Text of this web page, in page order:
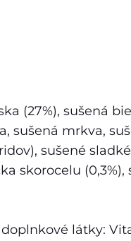
(27%), sušená
sušená mrkva,
sušené
skorocelu
látky: